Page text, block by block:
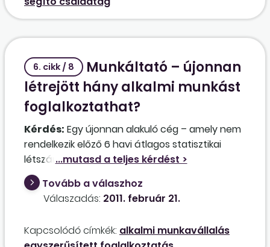
6. cikk / 8
Munkáltató – újonnan
létrejött hány alkalmi munkást
foglalkoztathat?
Kérdés: Egy újonnan alakuló cég – amely nem
rendelkezik előző 6 havi átlagos statisztikai
létszámmal – mikortól és hány főt alkalmazhat
alkalmi munkára?
Tovább a válaszhoz
Válaszadás: 2011. február 21.
Kapcsolódó címkék: alkalmi munkavállalás